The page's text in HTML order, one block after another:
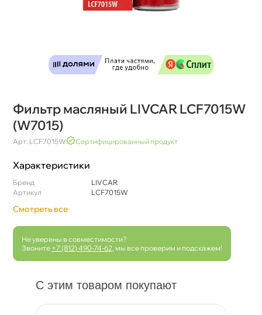
Фильтр масляный LIVCAR LCF7015W
(W7015)
Арт: LCF7015W Сертифицированный продукт
Характеристики
Бренд
LIVCAR
Артикул
LCF7015W
Смотреть все
Не уверены в совместимости?
Звоните +7 (812) 490-74-62 , мы все проверим и подскажем!
С этим товаром покупают